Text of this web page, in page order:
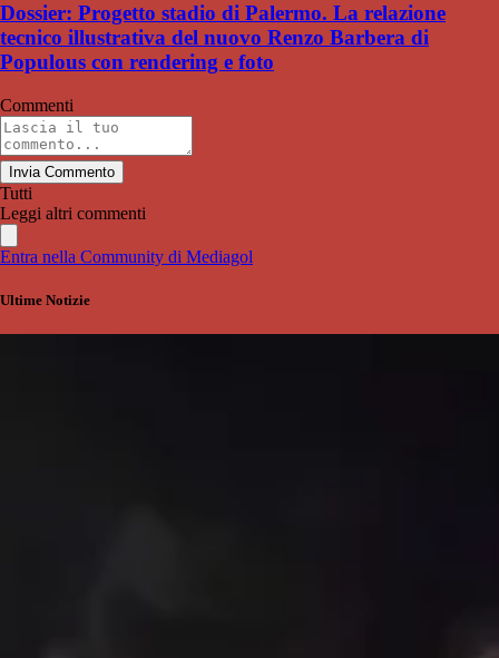
Dossier: Progetto stadio di Palermo. La relazione
tecnico illustrativa del nuovo Renzo Barbera di
Populous con rendering e foto
Commenti
Invia Commento
Tutti
Leggi altri commenti
Entra nella Community di Mediagol
Ultime Notizie